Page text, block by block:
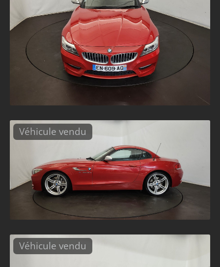
Véhicule vendu
Véhicule vendu